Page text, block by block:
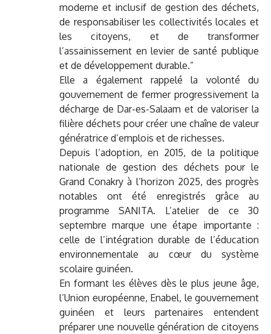
moderne et inclusif de gestion des déchets,
de responsabiliser les collectivités locales et
les citoyens, et de transformer
l’assainissement en levier de santé publique
et de développement durable.”
Elle a également rappelé la volonté du
gouvernement de fermer progressivement la
décharge de Dar-es-Salaam et de valoriser la
filière déchets pour créer une chaîne de valeur
génératrice d’emplois et de richesses.
Depuis l’adoption, en 2015, de la politique
nationale de gestion des déchets pour le
Grand Conakry à l’horizon 2025, des progrès
notables ont été enregistrés grâce au
programme SANITA. L’atelier de ce 30
septembre marque une étape importante :
celle de l’intégration durable de l’éducation
environnementale au cœur du système
scolaire guinéen.
En formant les élèves dès le plus jeune âge,
l’Union européenne, Enabel, le gouvernement
guinéen et leurs partenaires entendent
préparer une nouvelle génération de citoyens